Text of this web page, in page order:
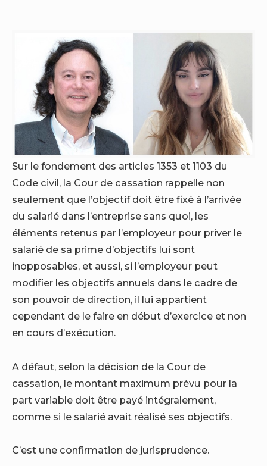
Sur le fondement des articles 1353 et 1103 du
Code civil, la Cour de cassation rappelle non
seulement que l’objectif doit être fixé à l’arrivée
du salarié dans l’entreprise sans quoi, les
éléments retenus par l’employeur pour priver le
salarié de sa prime d’objectifs lui sont
inopposables, et aussi, si l’employeur peut
modifier les objectifs annuels dans le cadre de
son pouvoir de direction, il lui appartient
cependant de le faire en début d’exercice et non
en cours d’exécution.
A défaut, selon la décision de la Cour de
cassation, le montant maximum prévu pour la
part variable doit être payé intégralement,
comme si le salarié avait réalisé ses objectifs.
C’est une confirmation de jurisprudence.